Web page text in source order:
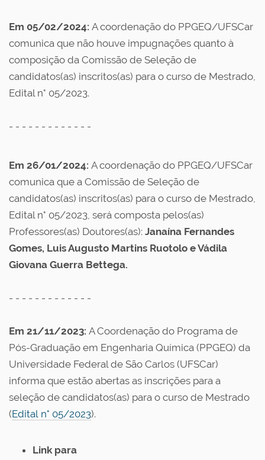
Em 05/02/2024: A coordenação do PPGEQ/UFSCar
comunica que não houve impugnações quanto à
composição da Comissão de Seleção de
candidatos(as) inscritos(as) para o curso de Mestrado,
Edital n° 05/2023.
- - - - - - - - - - - - -
Em 26/01/2024: A coordenação do PPGEQ/UFSCar
comunica que a Comissão de Seleção de
candidatos(as) inscritos(as) para o curso de Mestrado,
Edital n° 05/2023, será composta pelos(as)
Professores(as) Doutores(as): Janaína Fernandes
Gomes, Luis Augusto Martins Ruotolo e Vádila
Giovana Guerra Bettega.
- - - - - - - - - - - - -
Em 21/11/2023: A Coordenação do Programa de
Pós-Graduação em Engenharia Química (PPGEQ) da
Universidade Federal de São Carlos (UFSCar)
informa que estão abertas as inscrições para a
seleção de candidatos(as) para o curso de Mestrado
(Edital n° 05/2023).
Link para